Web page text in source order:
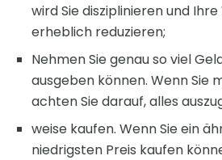
wird Sie disziplinieren und
erheblich reduzieren;
Nehmen Sie genau so viel
ausgeben können. Wenn Sie
achten Sie darauf, alles
weise kaufen. Wenn Sie ein
niedrigsten Preis kaufen